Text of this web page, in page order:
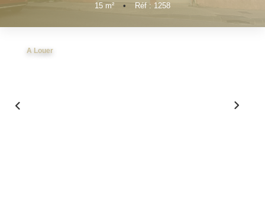
Transaction
Gestion Locative
15 m² • Réf : 1258
A Louer